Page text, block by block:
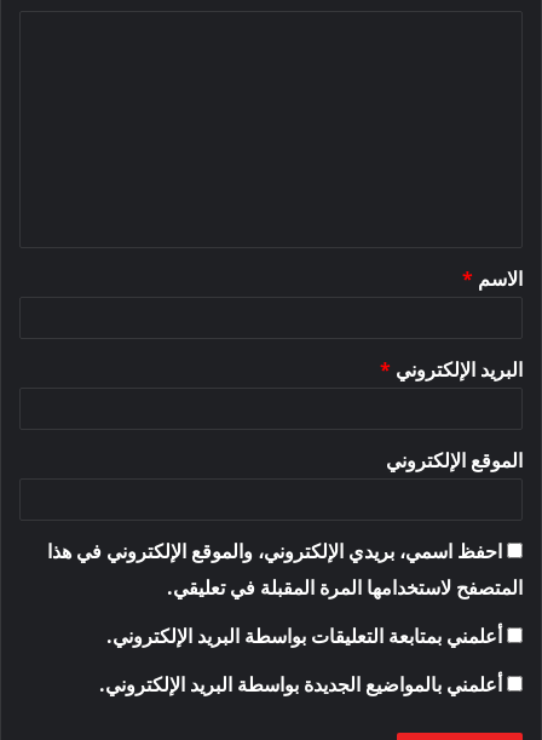
*
الاسم *
البريد الإلكتروني *
الموقع الإلكتروني
احفظ اسمي، بريدي الإلكتروني، والموقع الإلكتروني في هذا
المتصفح لاستخدامها المرة المقبلة في تعليقي.
أعلمني بمتابعة التعليقات بواسطة البريد الإلكتروني.
أعلمني بالمواضيع الجديدة بواسطة البريد الإلكتروني.